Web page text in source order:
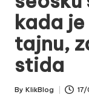
kada
tajnu,
stida
Posted
By KlikBlog